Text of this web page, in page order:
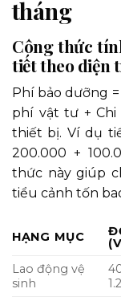
tháng
Công thức
tiết theo diện
Phí bảo dưỡng
phí vật tư +
thiết bị. Ví dụ
200.000 +
thức này giúp
tiểu cảnh tốn
HẠNG MỤC
Lao động vệ
sinh